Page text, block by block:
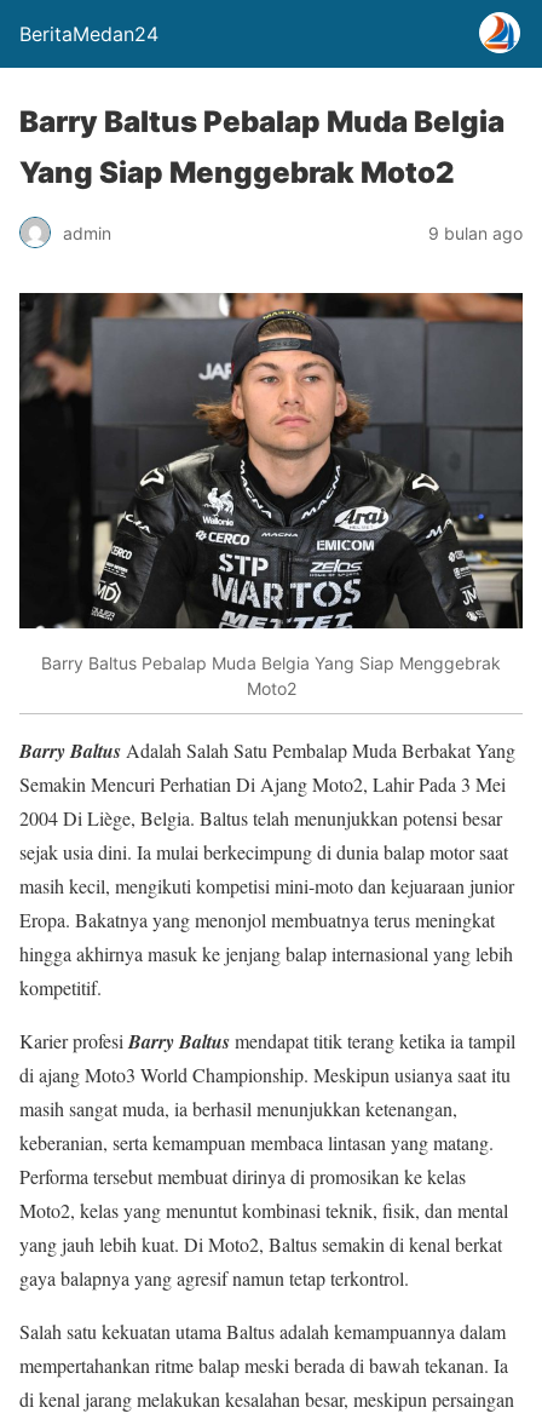
BeritaMedan24
Barry Baltus Pebalap Muda Belgia
Yang Siap Menggebrak Moto2
admin 9 bulan ago
Barry Baltus Pebalap Muda Belgia Yang Siap Menggebrak
Moto2
Barry BaltusAdalah Salah Satu Pembalap Muda Berbakat Yang
Semakin Mencuri Perhatian Di Ajang Moto2, Lahir Pada 3 Mei
2004 Di Liège, Belgia. Baltus telah menunjukkan potensi besar
sejak usia dini. Ia mulai berkecimpung di dunia balap motor saat
masih kecil, mengikuti kompetisi mini-moto dan kejuaraan junior
Eropa. Bakatnya yang menonjol membuatnya terus meningkat
hingga akhirnya masuk ke jenjang balap internasional yang lebih
kompetitif.
Karier profesiBarry Baltusmendapat titik terang ketika ia tampil
di ajang Moto3 World Championship. Meskipun usianya saat itu
masih sangat muda, ia berhasil menunjukkan ketenangan,
keberanian, serta kemampuan membaca lintasan yang matang.
Performa tersebut membuat dirinya di promosikan ke kelas
Moto2, kelas yang menuntut kombinasi teknik, fisik, dan mental
yang jauh lebih kuat. Di Moto2, Baltus semakin di kenal berkat
gaya balapnya yang agresif namun tetap terkontrol.
Salah satu kekuatan utama Baltus adalah kemampuannya dalam
mempertahankan ritme balap meski berada di bawah tekanan. Ia
di kenal jarang melakukan kesalahan besar, meskipun persaingan